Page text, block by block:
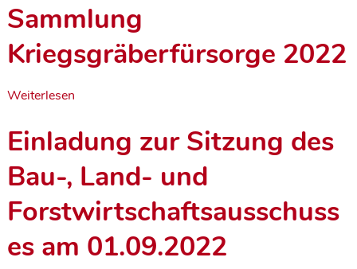
Sammlung
Kriegsgräberfürsorge 2022
Weiterlesen
Einladung zur Sitzung des
Bau-, Land- und
Forstwirtschaftsausschuss
es am 01.09.2022